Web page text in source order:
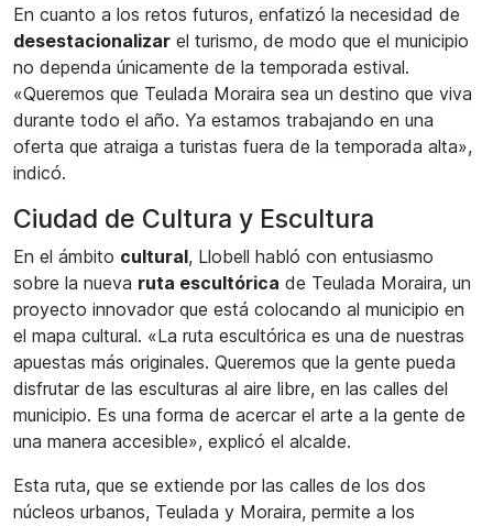
En cuanto a los retos futuros, enfatizó la necesidad de
desestacionalizar el turismo, de modo que el municipio
no dependa únicamente de la temporada estival.
«Queremos que Teulada Moraira sea un destino que viva
durante todo el año. Ya estamos trabajando en una
oferta que atraiga a turistas fuera de la temporada alta»,
indicó.
Ciudad de Cultura y Escultura
En el ámbito cultural, Llobell habló con entusiasmo
sobre la nueva ruta escultórica de Teulada Moraira, un
proyecto innovador que está colocando al municipio en
el mapa cultural. «La ruta escultórica es una de nuestras
apuestas más originales. Queremos que la gente pueda
disfrutar de las esculturas al aire libre, en las calles del
municipio. Es una forma de acercar el arte a la gente de
una manera accesible», explicó el alcalde.
Esta ruta, que se extiende por las calles de los dos
núcleos urbanos, Teulada y Moraira, permite a los